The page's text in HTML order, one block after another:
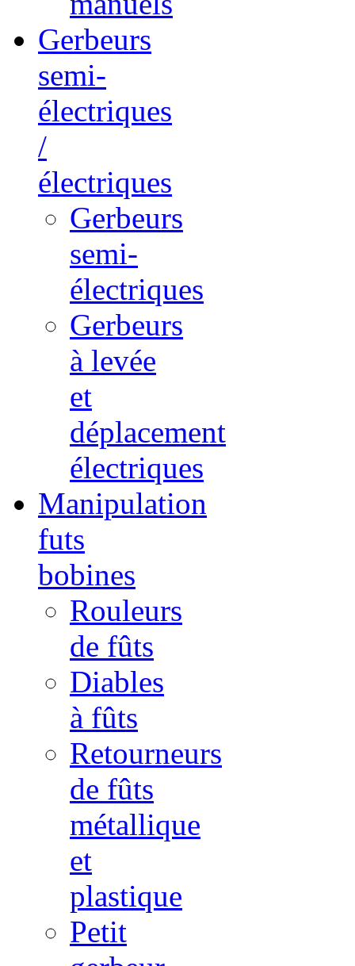
Gerbeurs
semi-
électriques
/
électriques
Gerbeurs
semi-
électriques
Gerbeurs
à levée
et
déplacement
électriques
Manipulation
futs
bobines
Rouleurs
de fûts
Diables
à fûts
Retourneurs
de fûts
métallique
et
plastique
Petit